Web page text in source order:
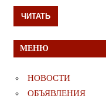
ЧИТАТЬ
МЕНЮ
НОВОСТИ
ОБЪЯВЛЕНИЯ